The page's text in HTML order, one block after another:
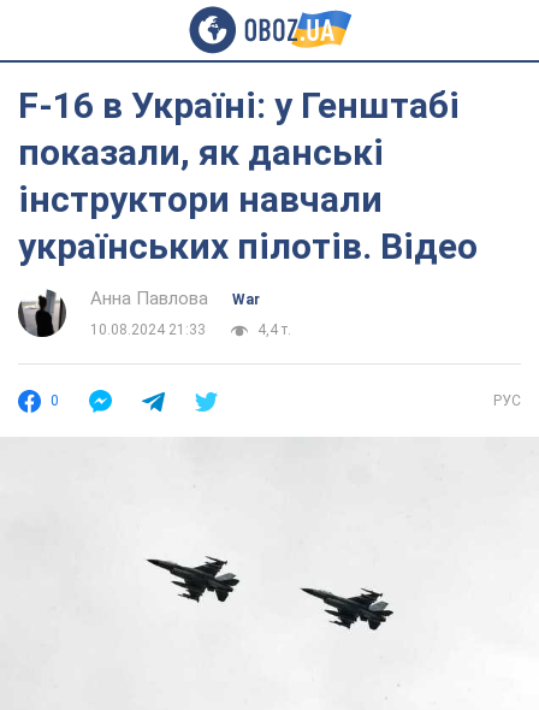
F-16 в Україні: у Генштабі
показали, як данські
інструктори навчали
українських пілотів. Відео
Анна Павлова
War
10.08.2024 21:33
4,4 т.
0 РУС